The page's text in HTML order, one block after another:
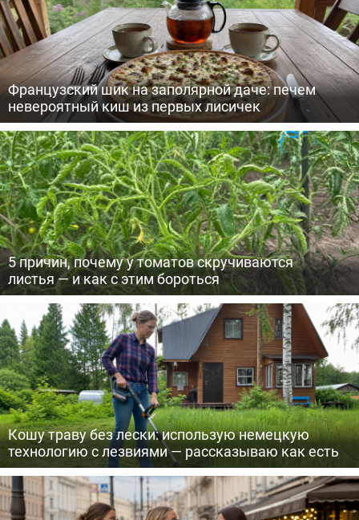
Французский шик на заполярной даче: печем
невероятный киш из первых лисичек
5 причин, почему у томатов скручиваются
листья — и как с этим бороться
Кошу траву без лески: использую немецкую
технологию с лезвиями — рассказываю как есть